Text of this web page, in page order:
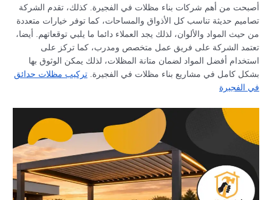
أصبحت من أهم شركات بناء مظلات في الفجيرة. كذلك، تقدم الشركة
تصاميم حديثة تناسب كل الأذواق والمساحات، كما توفر خيارات متعددة
من حيث المواد والألوان، لذلك يجد العملاء دائما ما يلبي توقعاتهم. أيضا،
تعتمد الشركة على فريق عمل متخصص ومدرب، كما تركز على
استخدام أفضل المواد لضمان متانة المظلات، لذلك يمكن الوثوق بها
بشكل كامل في مشاريع بناء مظلات في الفجيرة.تركيب مظلات حدائق
في الفجيرة